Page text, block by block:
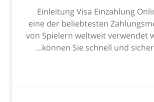
Einleitung Visa Einzahlung
eine der beliebtesten
von Spielern weltweit verwendet
können Sie schnell und sicher